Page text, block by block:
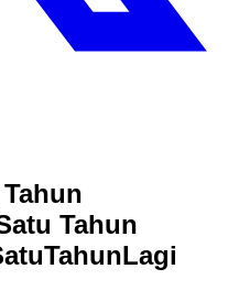
Tahun
atuTahunLagi